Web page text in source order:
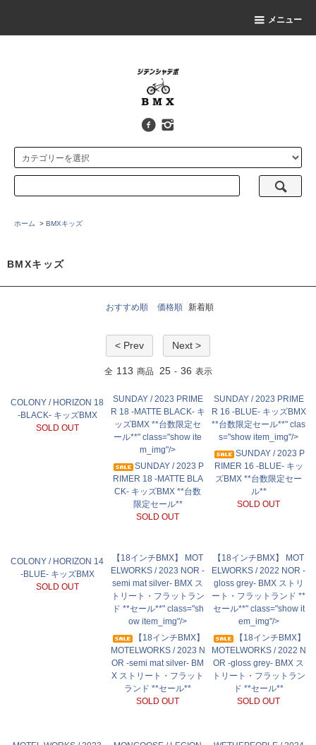
メニュー
ホーム > BMXキッズ
BMXキッズ
おすすめ順 価格順 新着順
< Prev Next >
全 113 商品 25 - 36 表示
COLONY / HORIZON 18
-BLACK- キッズBMX
SOLD OUT
SUNDAY / 2023 PRIME
R 18 -MATTE BLACK- キ
ッズBMX **台数限定セ
ール**" class="show ite
m_img"/>
SUNDAY / 2023 P
RIMER 18 -MATTE BLA
CK- キッズBMX **台数
限定セール**
SOLD OUT
SUNDAY / 2023 PRIME
R 16 -BLUE- キッズBMX
**台数限定セール**" clas
s="show item_img"/>
SUNDAY / 2023 P
RIMER 16 -BLUE- キッ
ズBMX **台数限定セー
ル**
SOLD OUT
COLONY / HORIZON 14
-BLUE- キッズBMX
SOLD OUT
【18インチBMX】 MOT
ELWORKS / 2023 NOR -
semi mat silver- BMX ス
トリート・フラットラン
ド **セール**" class="sh
ow item_img"/>
【18インチBMX】
MOTELWORKS / 2023 N
OR -semi mat silver- BM
X ストリート・フラット
ランド **セール**
SOLD OUT
【18インチBMX】 MOT
ELWORKS / 2022 NOR -
gloss grey- BMX ストリ
ート・フラットランド **
セール**" class="show it
em_img"/>
【18インチBMX】
MOTELWORKS / 2022 N
OR -gloss grey- BMX ス
トリート・フラットラン
ド **セール**
SOLD OUT